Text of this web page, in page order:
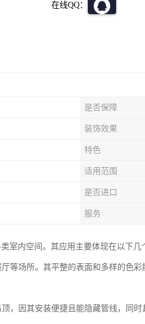
在线QQ：
是否保障
装饰效果
特色
适用范围
是否进口
服务
室内空间。其应用主要体现在以下几
等场所。其平整的表面和多样的色
，因其安装便捷且能隐藏管线，同